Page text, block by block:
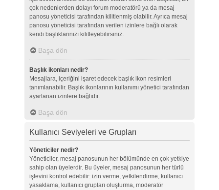
çok nedenlerden dolayı forum moderatörü ya da mesaj
panosu yöneticisi tarafından kilitlenmiş olabilir. Ayrıca mesaj
panosu yöneticisi tarafından verilen izinlere bağlı olarak
kendi başlıklarınızı kilitleyebilirsiniz.
Başa dön
Başlık ikonları nedir?
Mesajlara, içeriğini işaret edecek başlık ikon resimleri
tanımlanabilir. Başlık ikonlarının kullanımı yönetici tarafından
ayarlanan izinlere bağlıdır.
Başa dön
Kullanıcı Seviyeleri ve Grupları
Yöneticiler nedir?
Yöneticiler, mesaj panosunun her bölümünde en çok yetkiye
sahip olan üyelerdir. Bu üyeler, mesaj panosunun her türlü
işlevini kontrol edebilir: izin verme, yetkilendirme, kullanıcı
yasaklama, kullanıcı grupları oluşturma, moderatör